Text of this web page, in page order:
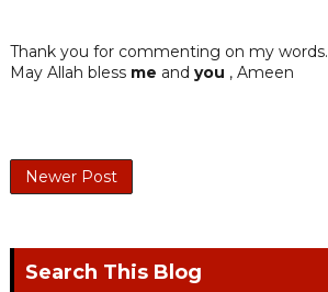
Thank you for commenting on my words.
May Allah bless me and you , Ameen
Newer Post
Search This Blog